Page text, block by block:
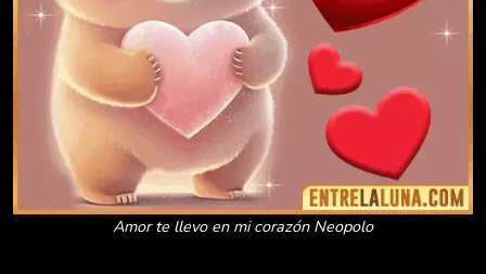
Amor te llevo en mi corazón Neopolo